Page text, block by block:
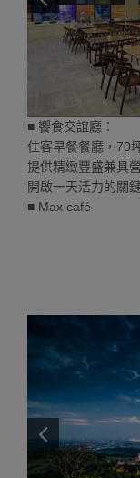
■ 饗食交誼廳：
住客早餐餐廳，70
提供精緻豐盛兼具
開啟一天活力的關
■ Max café